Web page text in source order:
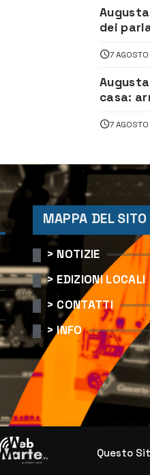
Questo
dei
firma
7
casa:
7
MAPPA DEL SITO
> NOTIZIE
> EDIZIONI LOCALI
> CONTATTI
> INFO